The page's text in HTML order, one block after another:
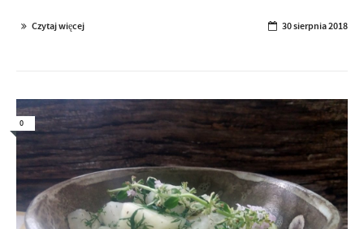
Czytaj więcej 30 sierpnia 2018
0